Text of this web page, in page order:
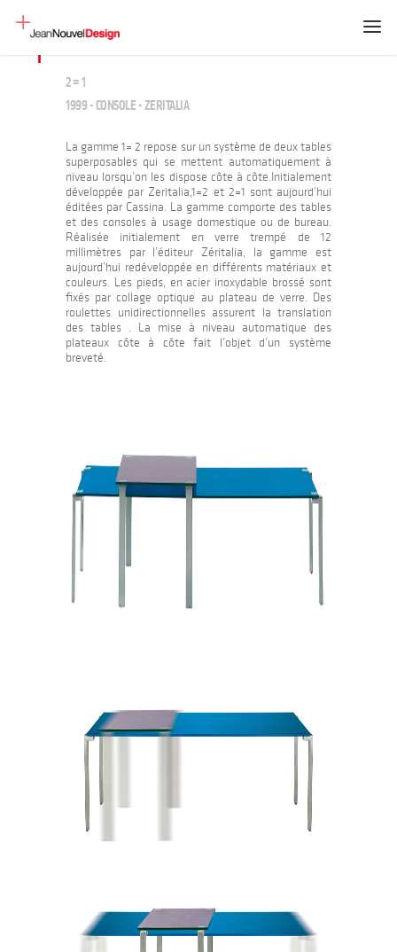
2 = 1
1999 - CONSOLE - ZERITALIA
La gamme 1= 2 repose sur un système de deux tables
superposables qui se mettent automatiquement à
niveau lorsqu’on les dispose côte à côte.Initialement
développée par Zeritalia,1=2 et 2=1 sont aujourd’hui
éditées par Cassina. La gamme comporte des tables
et des consoles à usage domestique ou de bureau.
Réalisée initialement en verre trempé de 12
millimètres par l’éditeur Zéritalia, la gamme est
aujourd’hui redéveloppée en différents matériaux et
couleurs. Les pieds, en acier inoxydable brossé sont
fixés par collage optique au plateau de verre. Des
roulettes unidirectionnelles assurent la translation
des tables . La mise à niveau automatique des
plateaux côte à côte fait l’objet d’un système
breveté.